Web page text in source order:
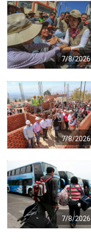
7/8/2026
7/8/2026
7/8/2026